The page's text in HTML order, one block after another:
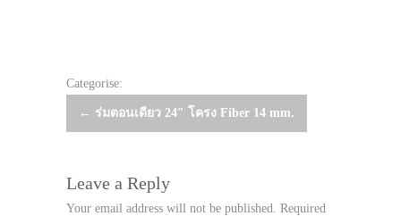
Categorise:
Post
← ร่มตอนเดียว 24″ โครง Fiber 14 mm.
Leave a Reply
Your email address will not be published. Required